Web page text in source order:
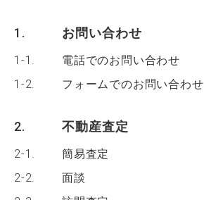
1. お問い合わせ
1-1.
電話でのお問い合わせ
1-2.
フォームでのお問い合わせ
2. 不動産査定
2-1.
簡易査定
2-2.
面談